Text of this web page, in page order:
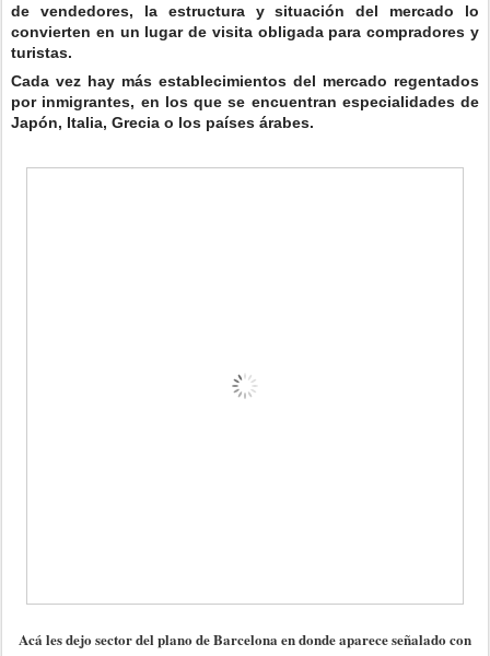
de vendedores, la estructura y situación del mercado lo
convierten en un lugar de visita obligada para compradores y
turistas.
Cada vez hay más establecimientos del mercado regentados
por inmigrantes, en los que se encuentran especialidades de
Japón, Italia, Grecia o los países árabes.
Acá les dejo sector del plano de Barcelona en donde aparece señalado con